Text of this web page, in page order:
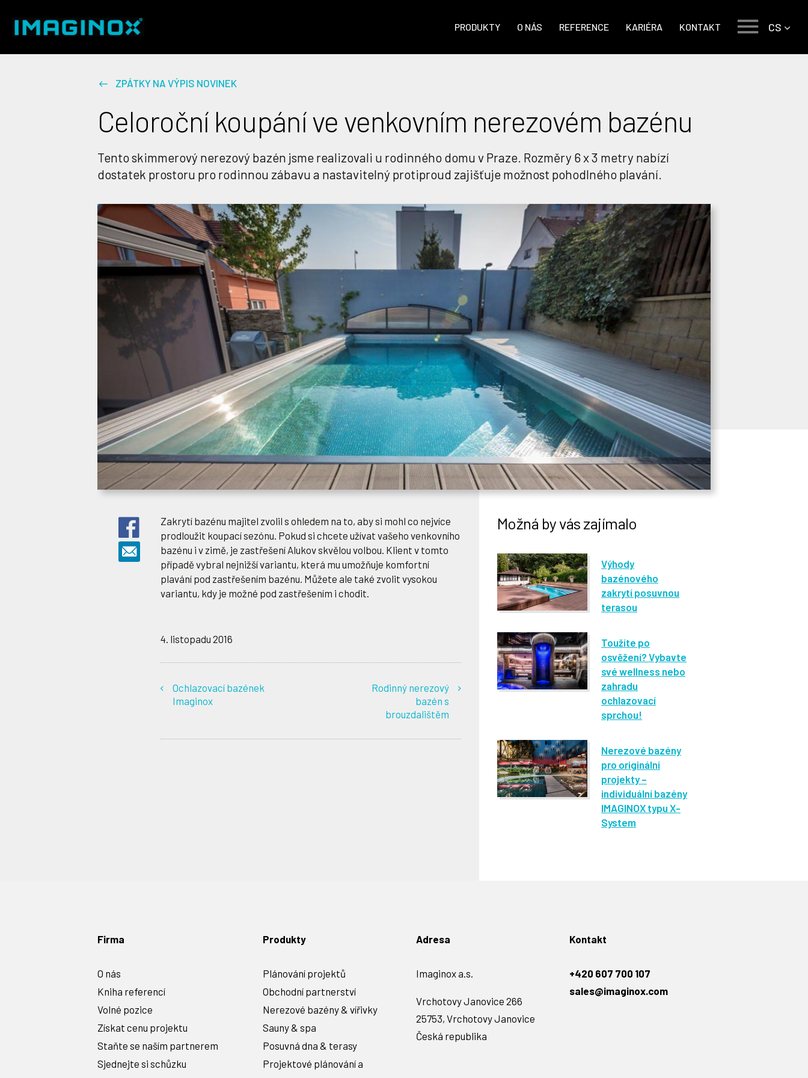
PRODUKTY O NÁS REFERENCE KARIÉRA KONTAKT CS
ZPÁTKY NA VÝPIS NOVINEK
Celoroční koupání ve venkovním nerezovém bazénu
Tento skimmerový nerezový bazén jsme realizovali u rodinného domu v Praze. Rozměry 6 x 3 metry nabízí
dostatek prostoru pro rodinnou zábavu a nastavitelný protiproud zajišťuje možnost pohodlného plavání.
Zakrytí bazénu majitel zvolil s ohledem na to, aby si mohl co nejvíce
prodloužit koupací sezónu. Pokud si chcete užívat vašeho venkovního
bazénu i v zimě, je zastřešení Alukov skvělou volbou. Klient v tomto
případě vybral nejnižší variantu, která mu umožňuje komfortní
plavání pod zastřešením bazénu. Můžete ale také zvolit vysokou
variantu, kdy je možné pod zastřešením i chodit.
4. listopadu 2016
Ochlazovací bazének
Imaginox
Rodinný nerezový
bazén s
brouzdalištěm
Možná by vás zajímalo
Výhody
bazénového
zakrytí posuvnou
terasou
Toužíte po
osvěžení? Vybavte
své wellness nebo
zahradu
ochlazovací
sprchou!
Nerezové bazény
pro originální
projekty –
individuální bazény
IMAGINOX typu X-
System
Firma
O nás
Kniha referencí
Volné pozice
Získat cenu projektu
Staňte se naším partnerem
Sjednejte si schůzku
Produkty
Plánování projektů
Obchodní partnerství
Nerezové bazény & vířivky
Sauny & spa
Posuvná dna & terasy
Projektové plánování a
Adresa
Imaginox a.s.
Vrchotovy Janovice 266
25753, Vrchotovy Janovice
Česká republika
Kontakt
+420 607 700 107
sales@imaginox.com